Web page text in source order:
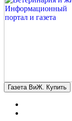
Газета ВиЖ. Купить